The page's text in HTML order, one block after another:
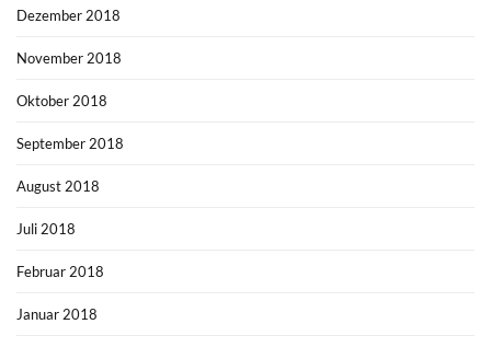
Dezember 2018
November 2018
Oktober 2018
September 2018
August 2018
Juli 2018
Februar 2018
Januar 2018